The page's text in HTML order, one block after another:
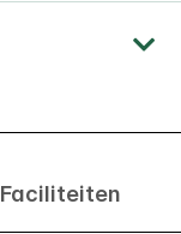
Faciliteiten